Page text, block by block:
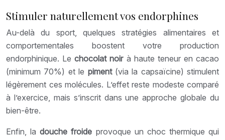
Stimuler naturellement vos endorphines
Au-delà du sport, quelques stratégies alimentaires et
comportementales boostent votre production
endorphinique. Lechocolat noirà haute teneur en cacao
(minimum 70%) et le piment(via la capsaïcine) stimulent
légèrement ces molécules. L’effet reste modeste comparé
à l’exercice, mais s’inscrit dans une approche globale du
bien-être.
Enfin, ladouche froide provoque un choc thermique qui